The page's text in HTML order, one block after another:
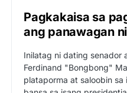
Pagkakaisa sa
ang panawagan
Inilatag ni dating senador
Ferdinand "Bongbong"
plataporma at saloobin